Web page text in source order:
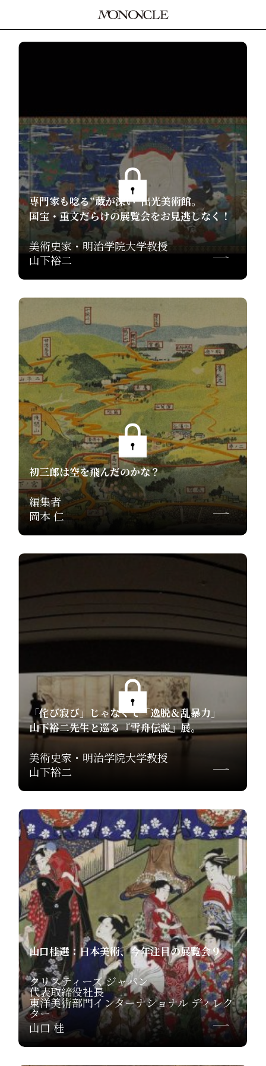
専門家も唸る“蔵が深い”出光美術館。
国宝・重文だらけの展覧会をお見逃しなく！
美術史家・明治学院大学教授
山下裕二
初三郎は空を飛んだのかな？
編集者
岡本 仁
「侘び寂び」じゃなくて「逸脱＆乱暴力」
山下裕二先生と巡る『雪舟伝説』展。
美術史家・明治学院大学教授
山下裕二
山口桂選：日本美術、今年注目の展覧会９
クリスティーズ ジャパン
代表取締役社長
東洋美術部門インターナショナル ディレク
ター
山口 桂